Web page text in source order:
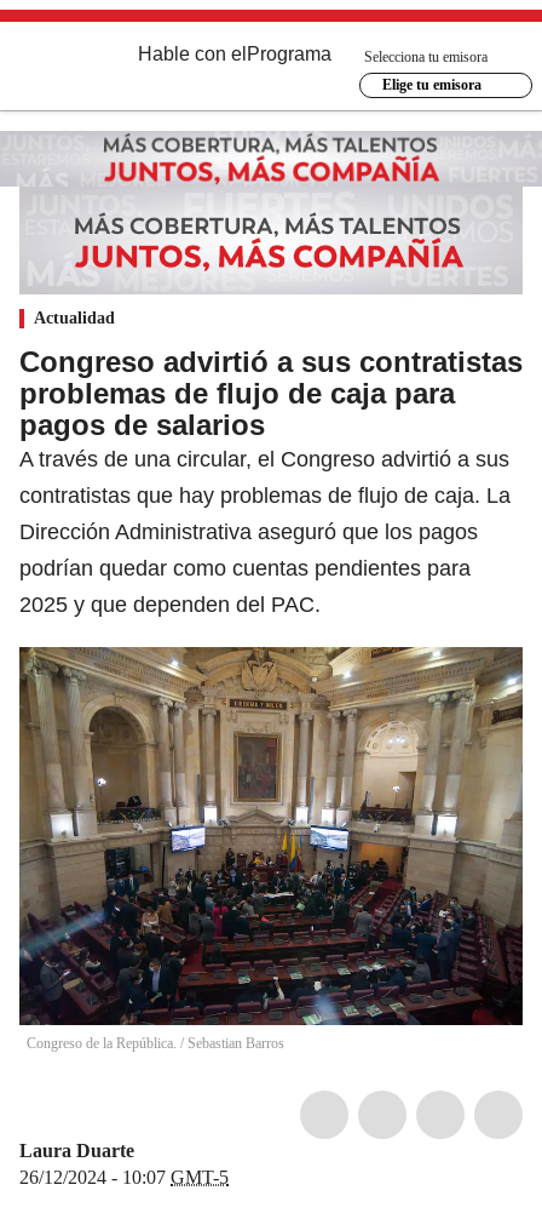
Hable con el Programa
Selecciona tu emisora
Elige tu emisora
Actualidad
Congreso advirtió a sus contratistas
problemas de flujo de caja para
pagos de salarios
A través de una circular, el Congreso advirtió a sus
contratistas que hay problemas de flujo de caja. La
Dirección Administrativa aseguró que los pagos
podrían quedar como cuentas pendientes para
2025 y que dependen del PAC.
Congreso de la República. / Sebastian Barros
Laura Duarte
26/12/2024 - 10:07 GMT-5